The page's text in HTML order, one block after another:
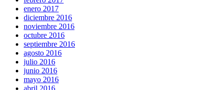
enero 2017
diciembre 2016
noviembre 2016
octubre 2016
septiembre 2016
agosto 2016
julio 2016
junio 2016
mayo 2016